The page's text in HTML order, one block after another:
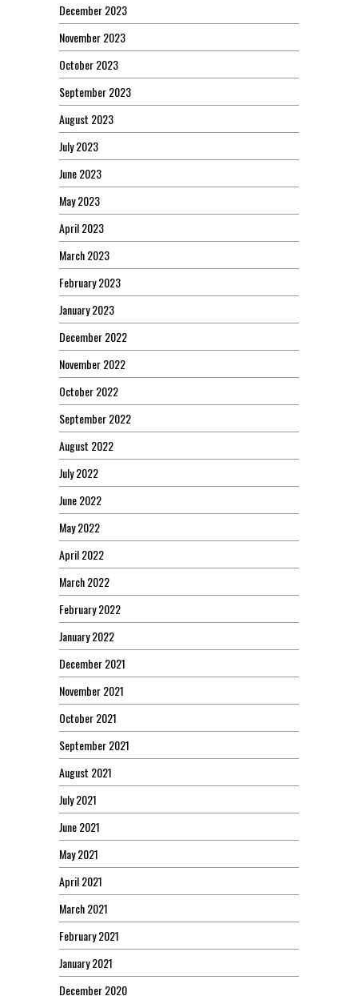
December 2023
November 2023
October 2023
September 2023
August 2023
July 2023
June 2023
May 2023
April 2023
March 2023
February 2023
January 2023
December 2022
November 2022
October 2022
September 2022
August 2022
July 2022
June 2022
May 2022
April 2022
March 2022
February 2022
January 2022
December 2021
November 2021
October 2021
September 2021
August 2021
July 2021
June 2021
May 2021
April 2021
March 2021
February 2021
January 2021
December 2020